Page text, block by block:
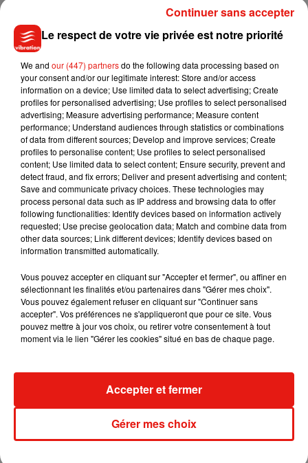
Voir cette publication sur Instagram
Gravipack, ce sont des bretelles uniques au monde ! �x}
�܁️ Pour vous accompagner partout, en toute légèreté, nous
avons conçu les premières bretelles qui ne reposent pas sur
les épaules. Découvrez notre innovation sur
#randonnee #materielrandonnee #rando #equipementrando
#bretellesinnovantes #innovation
Une publication partagée parGravipack(@gravipack) le15 Janv. 2020 à 2 :45 PST
Julien Lieb s’essaye à la vie de chatelain
Le respect de votre vie privée est notre priorité
We and our (447) partnersdo the following data processing based on
your consent and/or our legitimate interest: Store and/or access
information on a device; Use limited data to select advertising; Create
profiles for personalised advertising; Use profiles to select personalised
advertising; Measure advertising performance; Measure content
performance; Understand audiences through statistics or combinations
of data from different sources; Develop and improve services; Create
profiles to personalise content; Use profiles to select personalised
content; Use limited data to select content; Ensure security, prevent and
detect fraud, and fix errors; Deliver and present advertising and content;
Save and communicate privacy choices. These technologies may
process personal data such as IP address and browsing data to offer
following functionalities: Identify devices based on information actively
requested; Use precise geolocation data; Match and combine data from
other data sources; Link different devices; Identify devices based on
information transmitted automatically.
Vous pouvez accepter en cliquant sur "Accepter et fermer", ou affiner en
sélectionnant les finalités et/ou partenaires dans "Gérer mes choix".
Vous pouvez également refuser en cliquant sur "Continuer sans
accepter". Vos préférences ne s'appliqueront que pour ce site. Vous
pouvez mettre à jour vos choix, ou retirer votre consentement à tout
moment via le lien "Gérer les cookies" situé en bas de chaque page.
Gérer mes choix
Accepter et fermer
Continuer sans accepter